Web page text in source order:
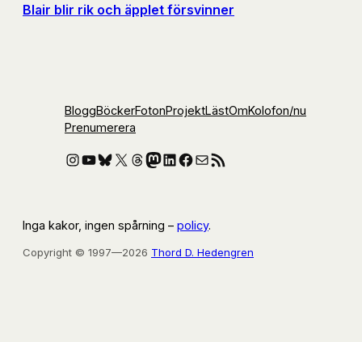
Blair blir rik och äpplet försvinner
BloggBöckerFotonProjektLästOmKolofon/nu
Prenumerera
Instagram
YouTube
Bluesky
X Threads
Mastodon
LinkedIn
Facebook
E-postRSS-flöde
Inga kakor, ingen spårning – policy.
Copyright © 1997—2026 Thord D. Hedengren